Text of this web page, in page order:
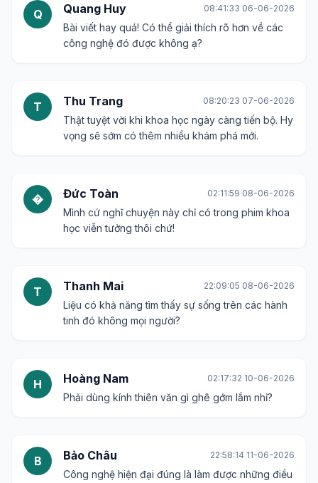
Q Quang Huy 08:41:33 06-06-2026
Bài viết hay quá! Có thể giải thích rõ hơn về các
công nghệ đó được không ạ?
T Thu Trang 08:20:23 07-06-2026
Thật tuyệt vời khi khoa học ngày càng tiến bộ. Hy
vọng sẽ sớm có thêm nhiều khám phá mới.
� Đức Toàn 02:11:59 08-06-2026
Mình cứ nghĩ chuyện này chỉ có trong phim khoa
học viễn tưởng thôi chứ!
T Thanh Mai 22:09:05 08-06-2026
Liệu có khả năng tìm thấy sự sống trên các hành
tinh đó không mọi người?
H Hoàng Nam 02:17:32 10-06-2026
Phải dùng kính thiên văn gì ghê gớm lắm nhỉ?
B Bảo Châu 22:58:14 11-06-2026
Công nghệ hiện đại đúng là làm được những điều